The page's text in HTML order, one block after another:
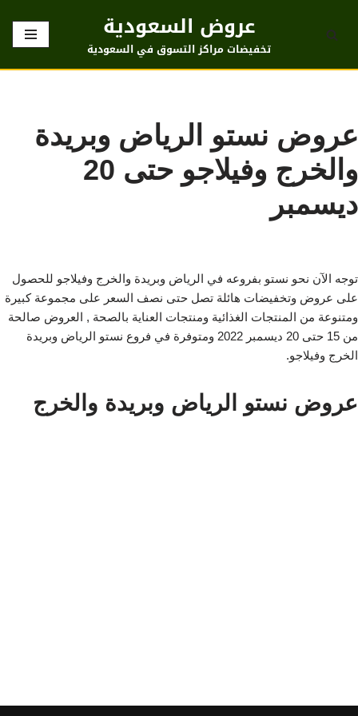
تخطى
عروض السعودية
تخفيضات مراكز التسوق في السعودية
عروض نستو الرياض وبريدة
والخرج وفيلاجو حتى 20
ديسمبر
توجه الآن نحو نستو بفروعه في الرياض وبريدة والخرج وفيلاجو للحصول
على عروض وتخفيضات هائلة تصل حتى نصف السعر على مجموعة كبيرة
ومتنوعة من المنتجات الغذائية ومنتجات العناية بالصحة , العروض صالحة
من 15 حتى 20 ديسمبر 2022 ومتوفرة في فروع نستو الرياض وبريدة
الخرج وفيلاجو.
عروض نستو الرياض وبريدة والخرج